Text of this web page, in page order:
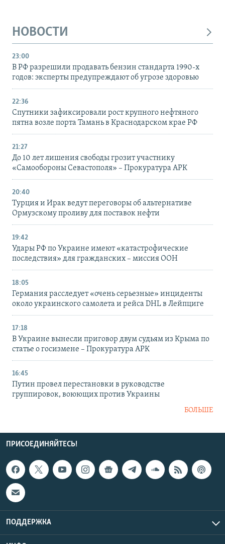
НОВОСТИ
23:00
В РФ разрешили продавать бензин стандарта 1990-х
годов: эксперты предупреждают об угрозе здоровью
22:36
Спутники зафиксировали рост крупного нефтяного
пятна возле порта Тамань в Краснодарском крае РФ
21:27
До 10 лет лишения свободы грозит участнику
«Самообороны Севастополя» – Прокуратура АРК
20:40
Турция и Ирак ведут переговоры об альтернативе
Ормузскому проливу для поставок нефти
19:42
Удары РФ по Украине имеют «катастрофические
последствия» для гражданских – миссия ООН
18:05
Германия расследует «очень серьезные» инциденты
около украинского самолета и рейса DHL в Лейпциге
17:18
В Украине вынесли приговор двум судьям из Крыма по
статье о госизмене – Прокуратура АРК
16:45
Путин провел перестановки в руководстве
группировок, воюющих против Украины
БОЛЬШЕ
ПРИСОЕДИНЯЙТЕСЬ!
ПОДДЕРЖКА